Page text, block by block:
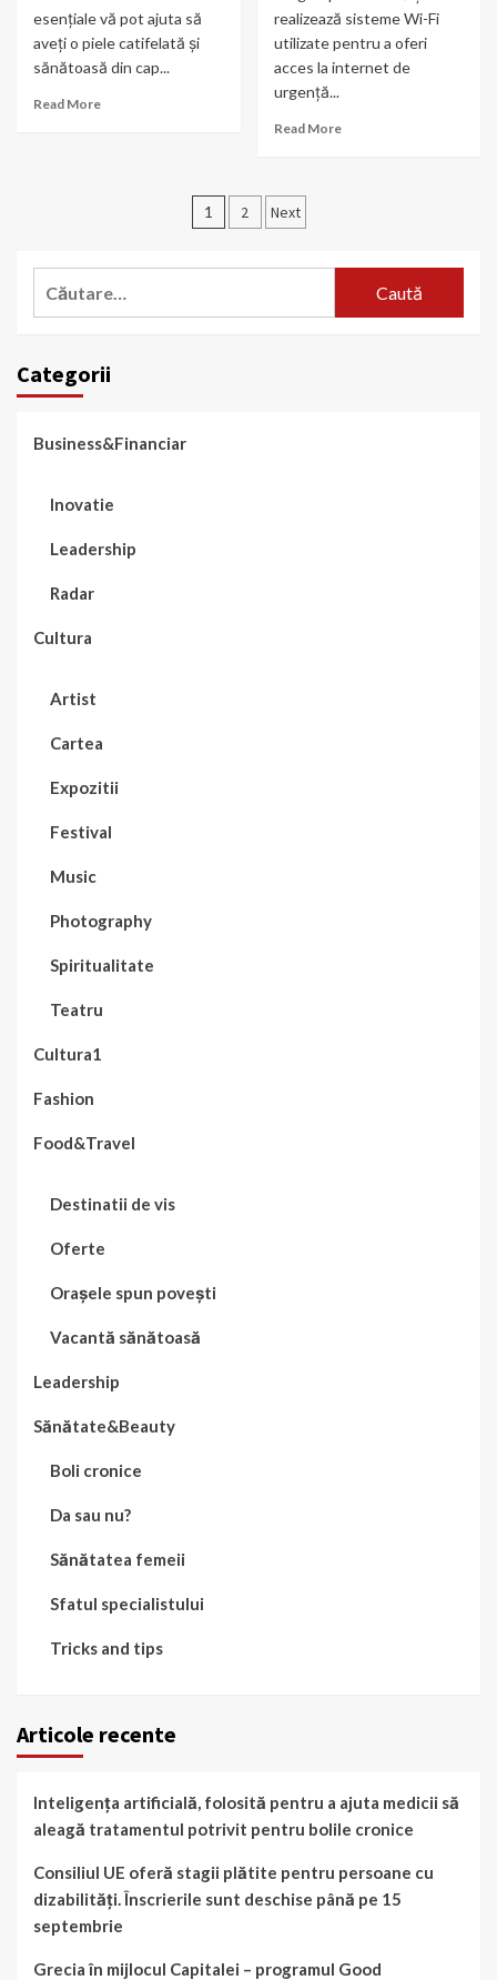
esențiale vă pot ajuta să
aveți o piele catifelată și
sănătoasă din cap...
Read More
realizează sisteme Wi-Fi
utilizate pentru a oferi
acces la internet de
urgență...
Read More
Paginație
1 2 Next
Categorii
Business&Financiar
Inovatie
Leadership
Radar
Cultura
Artist
Cartea
Expozitii
Festival
Music
Photography
Spiritualitate
Teatru
Cultura1
Fashion
Food&Travel
Destinatii de vis
Oferte
Orașele spun povești
Vacantă sănătoasă
Leadership
Sănătate&Beauty
Boli cronice
Da sau nu?
Sănătatea femeii
Sfatul specialistului
Tricks and tips
Articole recente
Inteligența artificială, folosită pentru a ajuta medicii să
aleagă tratamentul potrivit pentru bolile cronice
Consiliul UE oferă stagii plătite pentru persoane cu
dizabilități. Înscrierile sunt deschise până pe 15
septembrie
Grecia în mijlocul Capitalei – programul Good